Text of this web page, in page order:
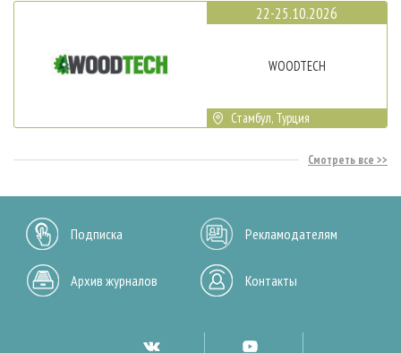
22-25.10.2026
WOODTECH
Стамбул, Турция
Смотреть все
Подписка Рекламодателям
Архив журналов Контакты